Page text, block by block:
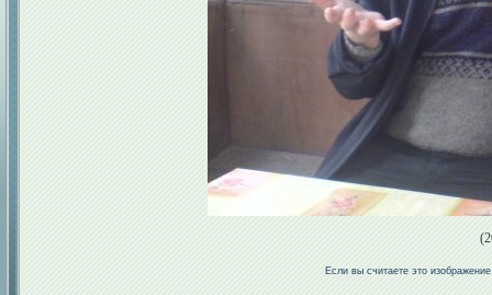
Если вы считаете это